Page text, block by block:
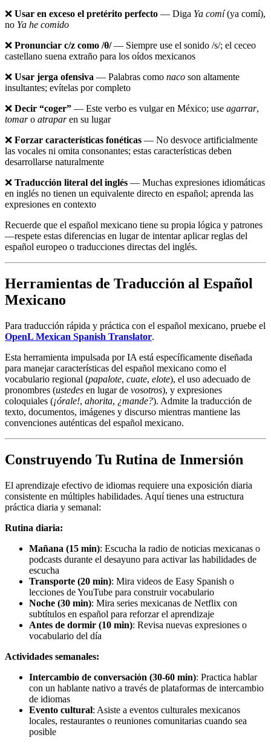
❌ Usar en exceso el pretérito perfecto — Diga Ya comí(ya comí),
no Ya he comido
❌ Pronunciar c/z como /θ/— Siempre use el sonido /s/; el ceceo
castellano suena extraño para los oídos mexicanos
❌ Usar jerga ofensiva — Palabras como naco son altamente
insultantes; evítelas por completo
❌ Decir “coger” — Este verbo es vulgar en México; use agarrar,
tomaro atraparen su lugar
❌ Forzar características fonéticas — No desvoce artificialmente
las vocales ni omita consonantes; estas características deben
desarrollarse naturalmente
❌ Traducción literal del inglés — Muchas expresiones idiomáticas
en inglés no tienen un equivalente directo en español; aprenda las
expresiones en contexto
Recuerde que el español mexicano tiene su propia lógica y patrones
—respete estas diferencias en lugar de intentar aplicar reglas del
español europeo o traducciones directas del inglés.
Herramientas de Traducción al Español
Mexicano
Para traducción rápida y práctica con el español mexicano, pruebe el
OpenL Mexican Spanish Translator.
Esta herramienta impulsada por IA está específicamente diseñada
para manejar características del español mexicano como el
vocabulario regional (papalote, cuate, elote), el uso adecuado de
pronombres (ustedes en lugar de vosotros), y expresiones
coloquiales (¡órale!, ahorita, ¿mande?). Admite la traducción de
texto, documentos, imágenes y discurso mientras mantiene las
convenciones auténticas del español mexicano.
Construyendo Tu Rutina de Inmersión
El aprendizaje efectivo de idiomas requiere una exposición diaria
consistente en múltiples habilidades. Aquí tienes una estructura
práctica diaria y semanal:
Rutina diaria:
Mañana (15 min): Escucha la radio de noticias mexicanas o
podcasts durante el desayuno para activar las habilidades de
escucha
Transporte (20 min): Mira videos de Easy Spanish o
lecciones de YouTube para construir vocabulario
Noche (30 min): Mira series mexicanas de Netflix con
subtítulos en español para reforzar el aprendizaje
Antes de dormir (10 min): Revisa nuevas expresiones o
vocabulario del día
Actividades semanales:
Intercambio de conversación (30-60 min): Practica hablar
con un hablante nativo a través de plataformas de intercambio
de idiomas
Evento cultural: Asiste a eventos culturales mexicanos
locales, restaurantes o reuniones comunitarias cuando sea
posible